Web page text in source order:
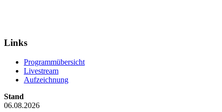
Links
Programmübersicht
Livestream
Aufzeichnung
Stand
06.08.2026